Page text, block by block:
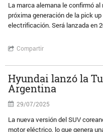
La marca alemana le confirmó
próxima generación de la pick
electrificación. Será lanzada en
Compartir
Hyundai lanzó la
Argentina
29/07/2025
La nueva versión del SUV
motor eléctrico, lo que genera